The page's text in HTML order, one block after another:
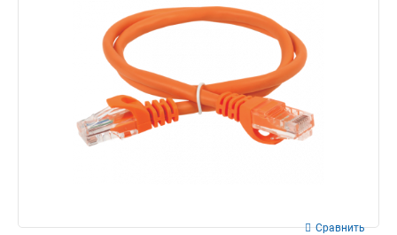
Сравнить